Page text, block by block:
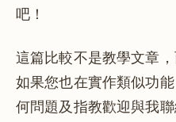
吧！
這篇比較不是教學文章
如果您也在實作類似功
何問題及指教歡迎與我聯